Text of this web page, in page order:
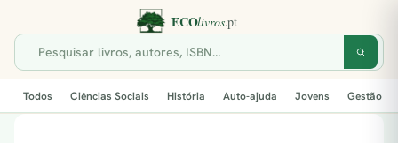
Todos Ciências Sociais História Auto-ajuda Jovens Gestão